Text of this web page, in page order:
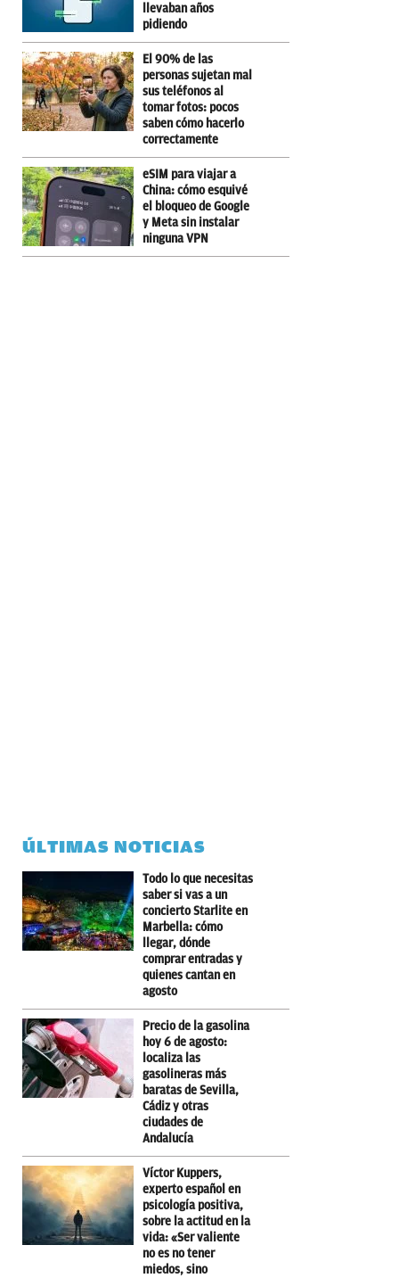
llevaban años
pidiendo
El 90% de las
personas sujetan mal
sus teléfonos al
tomar fotos: pocos
saben cómo hacerlo
correctamente
eSIM para viajar a
China: cómo esquivé
el bloqueo de Google
y Meta sin instalar
ninguna VPN
ÚLTIMAS NOTICIAS
Todo lo que necesitas
saber si vas a un
concierto Starlite en
Marbella: cómo
llegar, dónde
comprar entradas y
quienes cantan en
agosto
Precio de la gasolina
hoy 6 de agosto:
localiza las
gasolineras más
baratas de Sevilla,
Cádiz y otras
ciudades de
Andalucía
Víctor Kuppers,
experto español en
psicología positiva,
sobre la actitud en la
vida: «Ser valiente
no es no tener
miedos, sino